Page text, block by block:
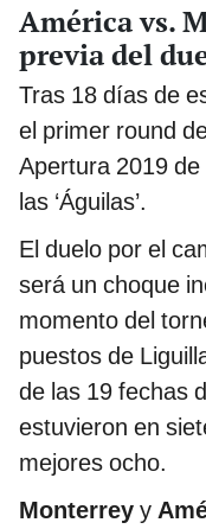
América vs.
previa del
Tras 18 días de
el primer round
Apertura 2019 de
las ‘Águilas’.
El duelo por el
será un choque
momento del
puestos de
de las 19 fechas
estuvieron en
mejores ocho.
Monterrey y